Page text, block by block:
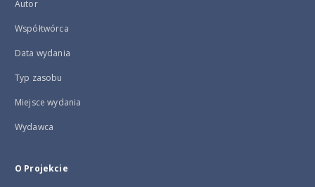
Autor
Współtwórca
Data wydania
Typ zasobu
Miejsce wydania
Wydawca
O Projekcie